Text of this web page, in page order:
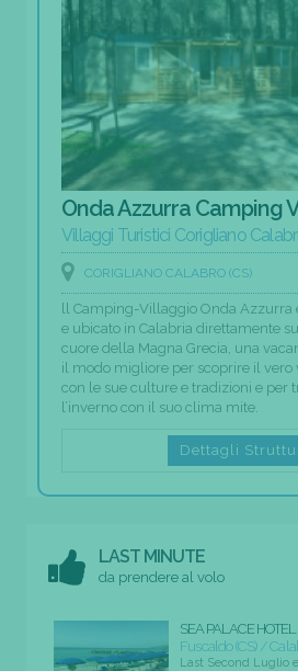
Onda Azzurra Camping
Villaggi Turistici Corigliano
CORIGLIANO CALABRO (CS)
ll Camping-Villaggio Onda Azzurra
e ubicato in Calabria direttamente
cuore della Magna Grecia, una
il modo migliore per scoprire il vero
con le sue culture e tradizioni e per
l’inverno con il suo clima mite.
Dettagli
LAST MINUTE
da prendere al volo
SEA PALACE HOTEL
Fuscaldo (CS) /
Last Second Luglio